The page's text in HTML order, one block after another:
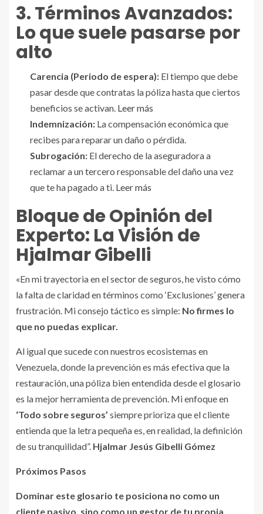
3. Términos Avanzados:
Lo que suele pasarse por
alto
Carencia (Periodo de espera): El tiempo que debe
pasar desde que contratas la póliza hasta que ciertos
beneficios se activan. Leer más
Indemnización: La compensación económica que
recibes para reparar un daño o pérdida.
Subrogación: El derecho de la aseguradora a
reclamar a un tercero responsable del daño una vez
que te ha pagado a ti. Leer más
Bloque de Opinión del
Experto: La Visión de
Hjalmar Gibelli
«En mi trayectoria en el sector de seguros, he visto cómo
la falta de claridad en términos como ‘Exclusiones’ genera
frustración. Mi consejo táctico es simple: No firmes lo
que no puedas explicar.
Al igual que sucede con nuestros ecosistemas en
Venezuela, donde la prevención es más efectiva que la
restauración, una póliza bien entendida desde el glosario
es la mejor herramienta de prevención. Mi enfoque en
‘Todo sobre seguros’ siempre prioriza que el cliente
entienda que la letra pequeña es, en realidad, la definición
de su tranquilidad”. Hjalmar Jesús Gibelli Gómez
Próximos Pasos
Dominar este glosario te posiciona no como un
cliente pasivo, sino como un gestor de tu propia